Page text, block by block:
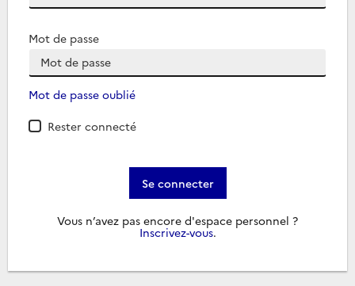
Mot de passe
Mot de passe oublié
Rester connecté
Se connecter
Vous n’avez pas encore d'espace personnel ?
Inscrivez-vous.